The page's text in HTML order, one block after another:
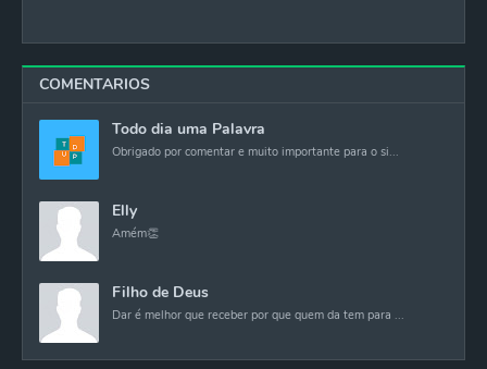
COMENTARIOS
Todo dia uma Palavra
Obrigado por comentar e muito importante para o si...
Elly
Amém👏
Filho de Deus
Dar é melhor que receber por que quem da tem para ...